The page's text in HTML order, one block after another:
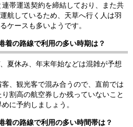
帯運送契約を締結しており、また共
航しているため、天草へ行く人は羽
ケースも多いようです。
の路線で利用の多い時期は？
夏休み、年末年始などは混雑が予想
、観光客で混み合うので、直前では
割高の航空券しか残っていないこと
に予約しましょう。
の路線で利用の多い時間帯は？